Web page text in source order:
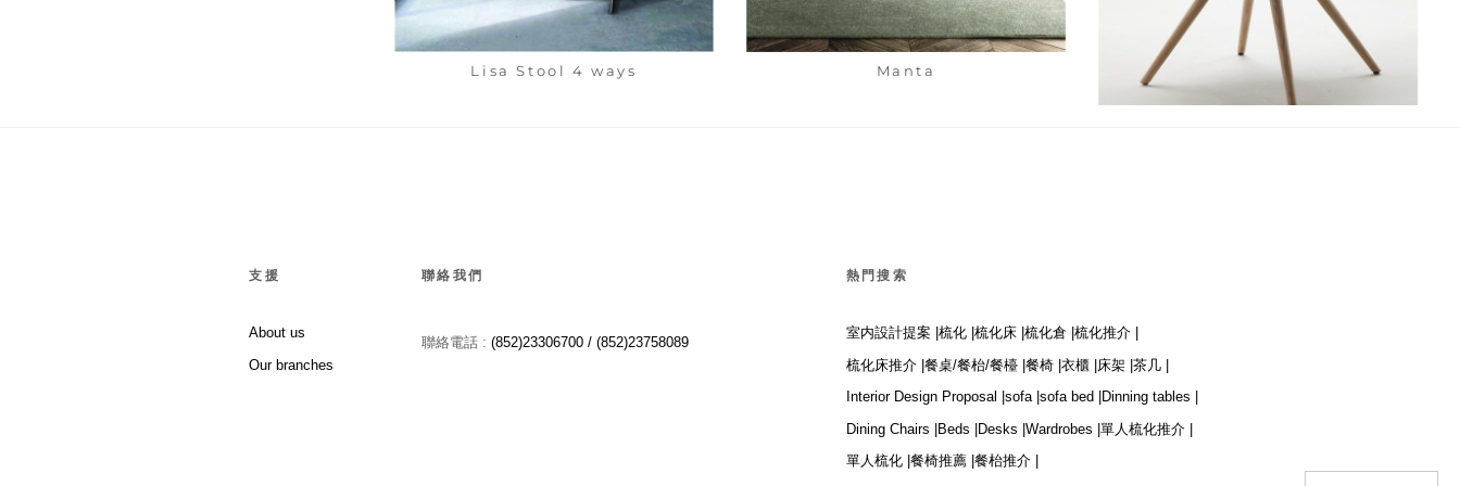
Lisa Stool 4 ways Manta
支援
About us
Our branches
聯絡我們
聯絡電話 : (852)23306700 / (852)23758089
熱門搜索
室内設計提案 | 梳化 | 梳化床 | 梳化倉 | 梳化推介 |
梳化床推介 | 餐桌/餐枱/餐檯 | 餐椅 | 衣櫃 | 床架 | 茶几 |
Interior Design Proposal | sofa | sofa bed |
Dinning tables |
Dining Chairs |Beds |Desks |Wardrobes |單人梳化推介 |
單人梳化 | 餐椅推薦 | 餐枱推介 |